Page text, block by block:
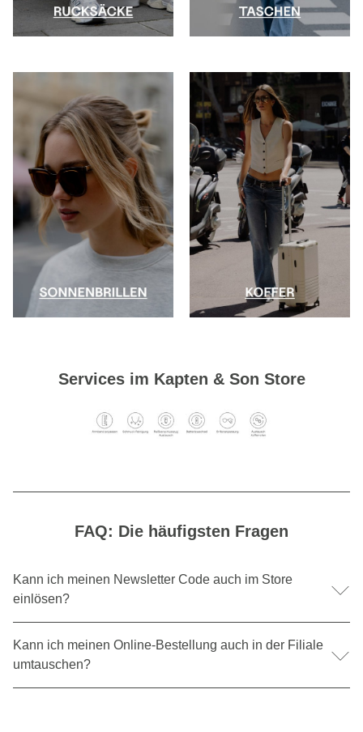
Services im Kapten & Son Store
FAQ: Die häufigsten Fragen
Kann ich meinen Newsletter Code auch im Store
einlösen?
DeinNewsletter Code kann auch im Store eingelöst werden.
Melde dich jetzt für den Kapten & Son Newsletter an
Kann ich meinen Online-Bestellung auch in der Filiale
umtauschen?